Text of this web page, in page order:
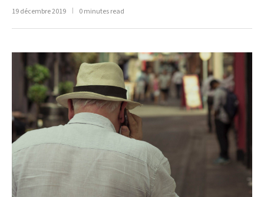
19 décembre 2019 0 minutes read